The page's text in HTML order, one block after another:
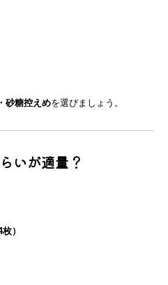
砂糖控えめを選びましょう。
いが適量？
）